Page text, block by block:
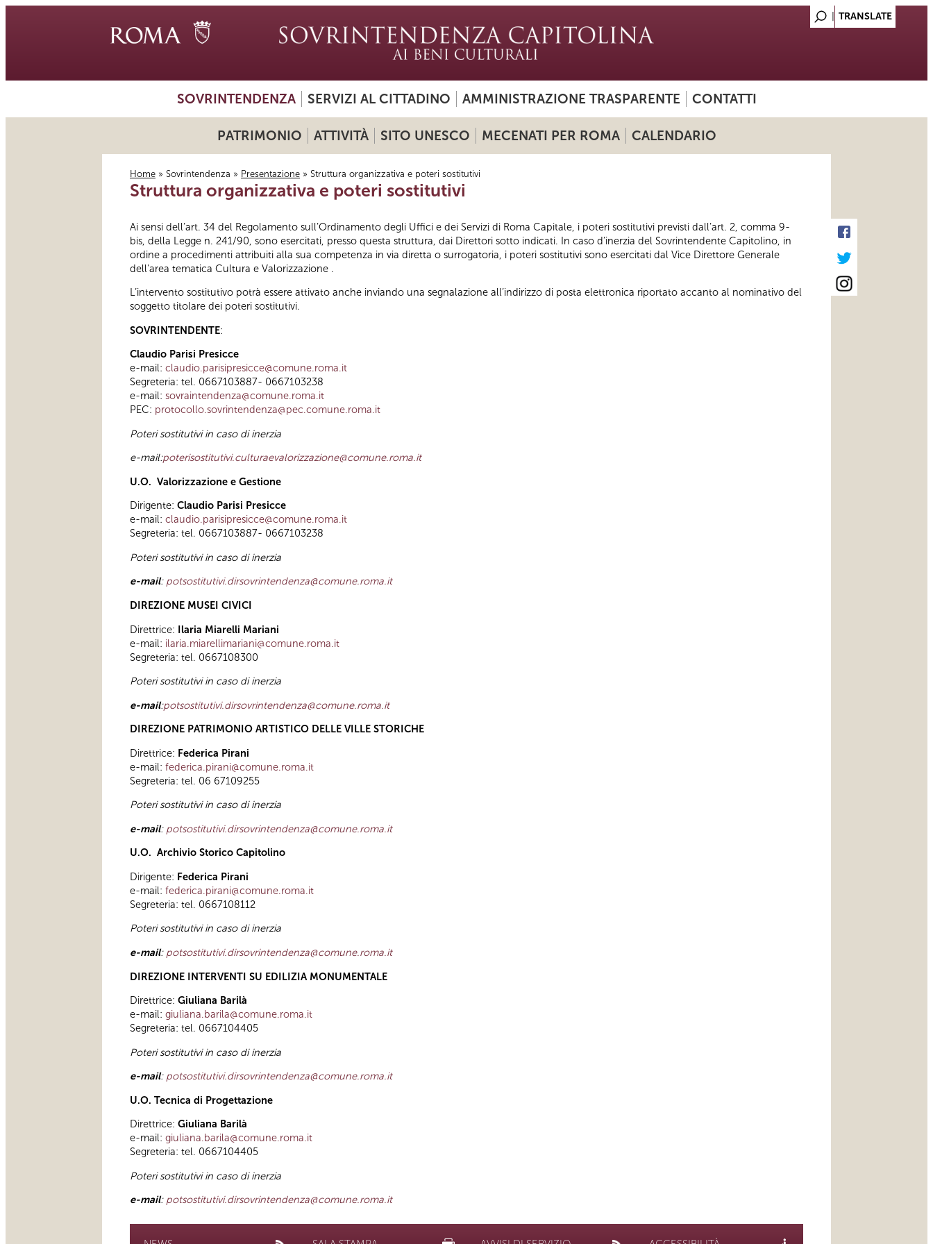
SOVRINTENDENZA SERVIZI AL CITTADINO AMMINISTRAZIONE TRASPARENTE CONTATTI
PATRIMONIO ATTIVITÀ SITO UNESCO MECENATI PER ROMA CALENDARIO
Tu sei qui
Home » Sovrintendenza » Presentazione » Struttura organizzativa e poteri sostitutivi
Struttura organizzativa e poteri sostitutivi
Ai sensi dell’art. 34 del Regolamento sull’Ordinamento degli Uffici e dei Servizi di Roma Capitale, i poteri sostitutivi previsti dall’art. 2, comma 9-
bis, della Legge n. 241/90, sono esercitati, presso questa struttura, dai Direttori sotto indicati. In caso d’inerzia del Sovrintendente Capitolino, in
ordine a procedimenti attribuiti alla sua competenza in via diretta o surrogatoria, i poteri sostitutivi sono esercitati dal Vice Direttore Generale
dell'area tematica Cultura e Valorizzazione .
L’intervento sostitutivo potrà essere attivato anche inviando una segnalazione all’indirizzo di posta elettronica riportato accanto al nominativo del
soggetto titolare dei poteri sostitutivi.
SOVRINTENDENTE:
Claudio Parisi Presicce
e-mail: claudio.parisipresicce@comune.roma.it
Segreteria: tel. 0667103887- 0667103238
e-mail: sovraintendenza@comune.roma.it
PEC: protocollo.sovrintendenza@pec.comune.roma.it
Poteri sostitutivi in caso di inerzia
e-mail:poterisostitutivi.culturaevalorizzazione@comune.roma.it
U.O. Valorizzazione e Gestione
Dirigente: Claudio Parisi Presicce
e-mail: claudio.parisipresicce@comune.roma.it
Segreteria: tel. 0667103887- 0667103238
Poteri sostitutivi in caso di inerzia
e-mail: potsostitutivi.dirsovrintendenza@comune.roma.it
DIREZIONE MUSEI CIVICI
Direttrice: Ilaria Miarelli Mariani
e-mail: ilaria.miarellimariani@comune.roma.it
Segreteria: tel. 0667108300
Poteri sostitutivi in caso di inerzia
e-mail:potsostitutivi.dirsovrintendenza@comune.roma.it
DIREZIONE PATRIMONIO ARTISTICO DELLE VILLE STORICHE
Direttrice: Federica Pirani
e-mail: federica.pirani@comune.roma.it
Segreteria: tel. 06 67109255
Poteri sostitutivi in caso di inerzia
e-mail: potsostitutivi.dirsovrintendenza@comune.roma.it
U.O. Archivio Storico Capitolino
Dirigente: Federica Pirani
e-mail: federica.pirani@comune.roma.it
Segreteria: tel. 0667108112
Poteri sostitutivi in caso di inerzia
e-mail: potsostitutivi.dirsovrintendenza@comune.roma.it
DIREZIONE INTERVENTI SU EDILIZIA MONUMENTALE
Direttrice: Giuliana Barilà
e-mail: giuliana.barila@comune.roma.it
Segreteria: tel. 0667104405
Poteri sostitutivi in caso di inerzia
e-mail: potsostitutivi.dirsovrintendenza@comune.roma.it
U.O. Tecnica di Progettazione
Direttrice: Giuliana Barilà
e-mail: giuliana.barila@comune.roma.it
Segreteria: tel. 0667104405
Poteri sostitutivi in caso di inerzia
e-mail: potsostitutivi.dirsovrintendenza@comune.roma.it